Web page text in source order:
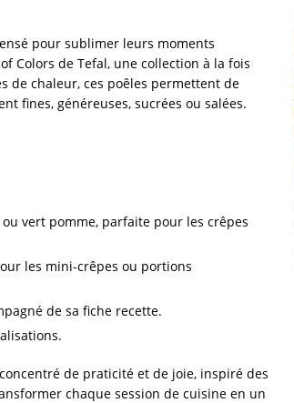
pour sublimer leurs moments
Colors de Tefal, une collection à la fois
de chaleur, ces poêles permettent de
fines, généreuses, sucrées ou salées.
vert pomme, parfaite pour les crêpes
les mini-crêpes ou portions
de sa fiche recette.
de praticité et de joie, inspiré des
chaque session de cuisine en un